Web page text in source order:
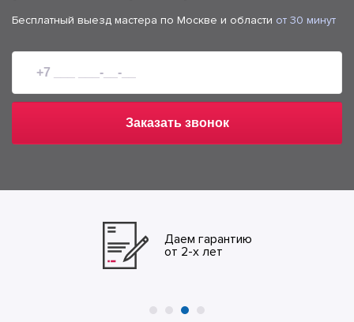
Бесплатный выезд мастера по Москве и области от 30 минут
Заказать звонок
Даем гарантию
от 2-х лет